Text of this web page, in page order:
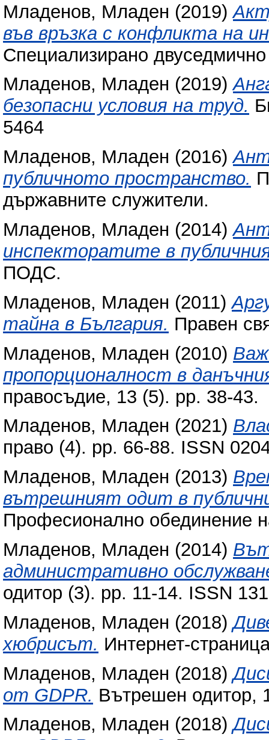
Младенов, Младен (2019)
във връзка с конфликта на
Специализирано
Младенов, Младен (2019)
безопасни условия на труд.
5464
Младенов, Младен (2016)
публичното пространство.
държавните служители.
Младенов, Младен (2014)
инспекторатите в
ПОДС.
Младенов, Младен (2011)
тайна в България. Правен
Младенов, Младен (2010)
пропорционалност в
правосъдие, 13 (5). pp. 38-43.
Младенов, Младен (2021)
право (4). pp. 66-88. ISSN
Младенов, Младен (2013)
вътрешният одит в
Професионално обединение
Младенов, Младен (2014)
административно
одитор (3). pp. 11-14. ISSN
Младенов, Младен (2018)
хюбрисът. Интернет-
Младенов, Младен (2018)
от GDPR. Вътрешен одитор,
Младенов, Младен (2018)